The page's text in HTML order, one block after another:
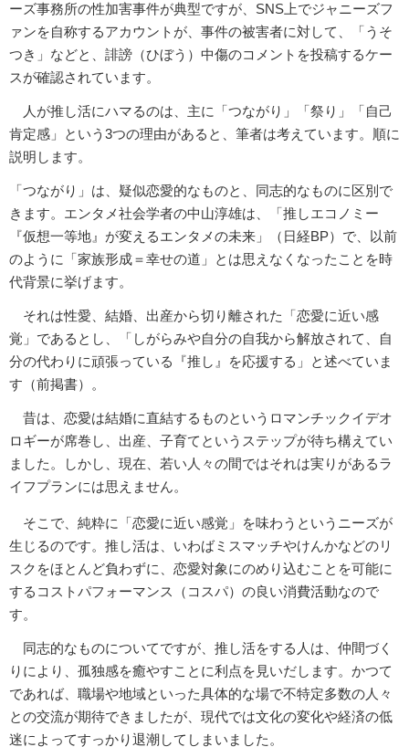
ーズ事務所の性加害事件が典型ですが、SNS上でジャニーズフ
ァンを自称するアカウントが、事件の被害者に対して、「うそ
つき」などと、誹謗（ひぼう）中傷のコメントを投稿するケー
スが確認されています。
人が推し活にハマるのは、主に「つながり」「祭り」「自己
肯定感」という3つの理由があると、筆者は考えています。順に
説明します。
「つながり」は、疑似恋愛的なものと、同志的なものに区別で
きます。エンタメ社会学者の中山淳雄は、「推しエコノミー
『仮想一等地』が変えるエンタメの未来」（日経BP）で、以前
のように「家族形成＝幸せの道」とは思えなくなったことを時
代背景に挙げます。
それは性愛、結婚、出産から切り離された「恋愛に近い感
覚」であるとし、「しがらみや自分の自我から解放されて、自
分の代わりに頑張っている『推し』を応援する」と述べていま
す（前掲書）。
昔は、恋愛は結婚に直結するものというロマンチックイデオ
ロギーが席巻し、出産、子育てというステップが待ち構えてい
ました。しかし、現在、若い人々の間ではそれは実りがあるラ
イフプランには思えません。
そこで、純粋に「恋愛に近い感覚」を味わうというニーズが
生じるのです。推し活は、いわばミスマッチやけんかなどのリ
スクをほとんど負わずに、恋愛対象にのめり込むことを可能に
するコストパフォーマンス（コスパ）の良い消費活動なので
す。
同志的なものについてですが、推し活をする人は、仲間づく
りにより、孤独感を癒やすことに利点を見いだします。かつて
であれば、職場や地域といった具体的な場で不特定多数の人々
との交流が期待できましたが、現代では文化の変化や経済の低
迷によってすっかり退潮してしまいました。